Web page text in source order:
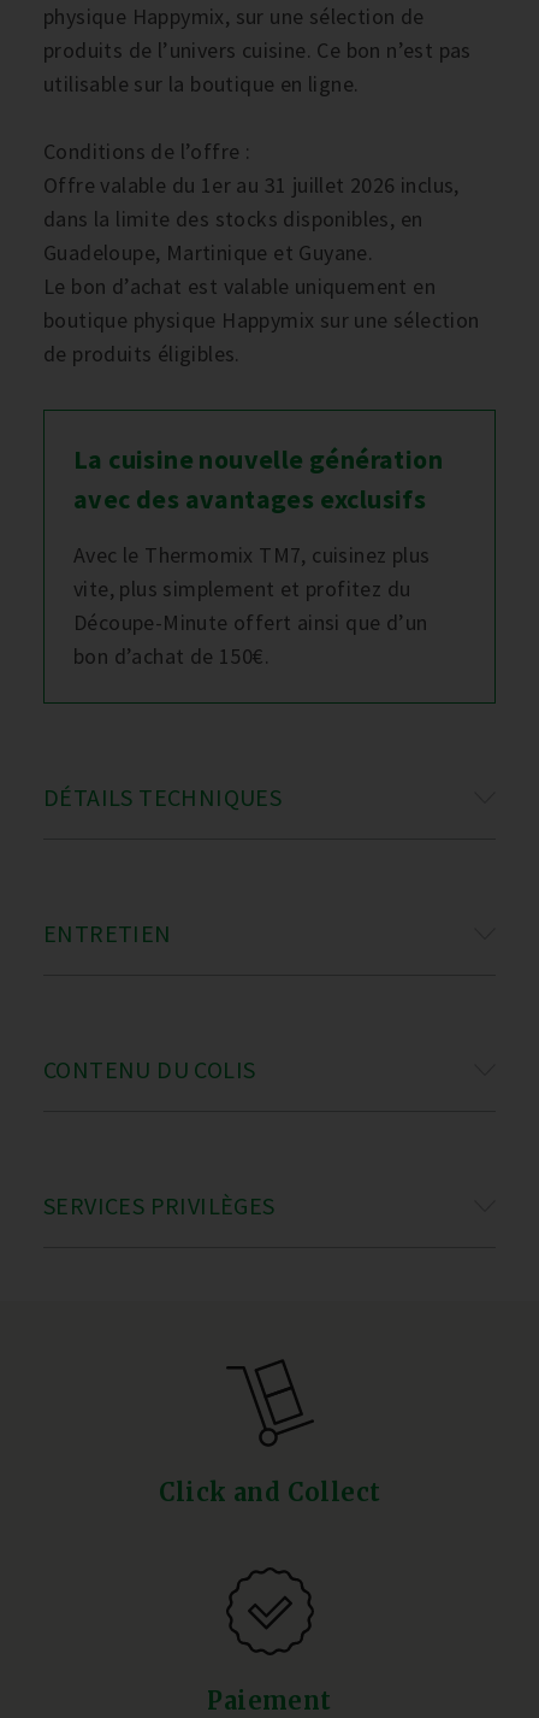
physique Happymix, sur une sélection de
produits de l’univers cuisine. Ce bon n’est pas
utilisable sur la boutique en ligne.
Conditions de l’offre :
Offre valable du 1er au 31 juillet 2026 inclus,
dans la limite des stocks disponibles, en
Guadeloupe, Martinique et Guyane.
Le bon d’achat est valable uniquement en
boutique physique Happymix sur une sélection
de produits éligibles.
La cuisine nouvelle génération
avec des avantages exclusifs
Avec le Thermomix TM7, cuisinez plus
vite, plus simplement et profitez du
Découpe-Minute offert ainsi que d’un
bon d’achat de 150€.
DÉTAILS TECHNIQUES
ENTRETIEN
CONTENU DU COLIS
SERVICES PRIVILÈGES
Click and Collect
Paiement